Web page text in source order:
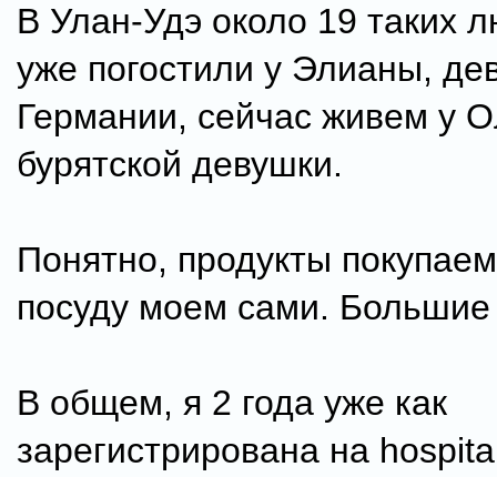
В Улан-Удэ около 19 таких
уже погостили у Элианы,
Германии, сейчас живем у
бурятской девушки.
Понятно, продукты
посуду моем сами.
В общем, я 2 года уже как
зарегистрирована на